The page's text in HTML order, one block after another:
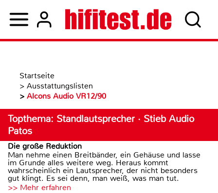
Startseite
> Ausstattungslisten
> Alcons Audio VR12/90
Topthema: Standlautsprecher · Stieb Audio
Patos
Die große Reduktion
Man nehme einen Breitbänder, ein Gehäuse und lasse
im Grunde alles weitere weg. Heraus kommt
wahrscheinlich ein Lautsprecher, der nicht besonders
gut klingt. Es sei denn, man weiß, was man tut.
>> Mehr erfahren